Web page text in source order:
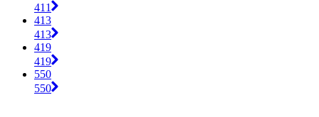
411
413
413
419
419
550
550